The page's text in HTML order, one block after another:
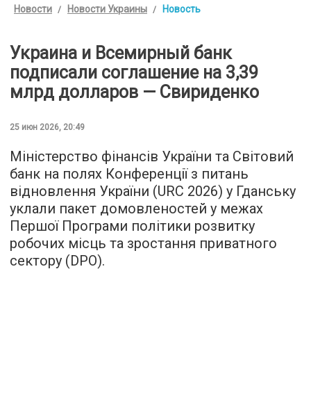
Новости Новости Украины Новость
Украина и Всемирный банк
подписали соглашение на 3,39
млрд долларов — Свириденко
25 июн 2026, 20:49
Міністерство фінансів України та Світовий
банк на полях Конференції з питань
відновлення України (URC 2026) у Гданську
уклали пакет домовленостей у межах
Першої Програми політики розвитку
робочих місць та зростання приватного
сектору (DPO).